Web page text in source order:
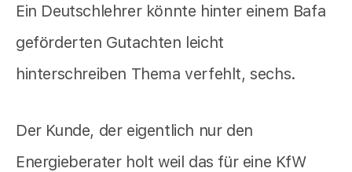
Ein Deutschlehrer könnte hinter einem Bafa
geförderten Gutachten leicht
hinterschreiben Thema verfehlt, sechs.
Der Kunde, der eigentlich nur den
Energieberater holt weil das für eine KfW